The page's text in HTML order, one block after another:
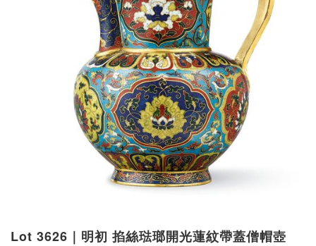
Lot 3626｜明初 掐絲琺瑯開光蓮紋帶蓋僧帽壺